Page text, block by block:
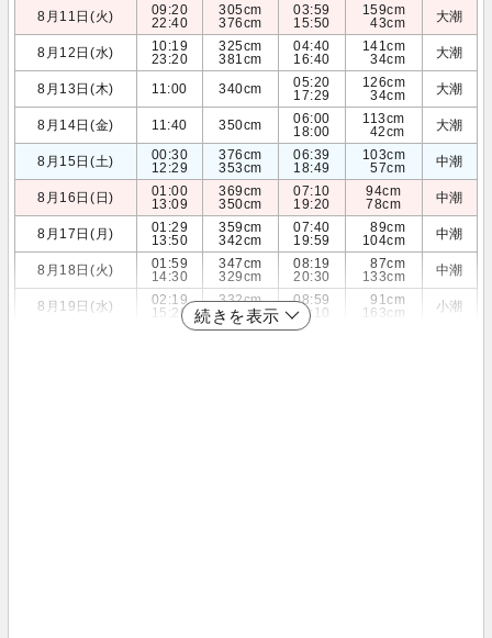
8月11日(火)
09:20
22:40
305cm
376cm
03:59
15:50
159cm
43cm
大潮
8月12日(水)
10:19
23:20
325cm
381cm
04:40
16:40
141cm
34cm
大潮
8月13日(木) 11:00 340cm
05:20
17:29
126cm
34cm
大潮
8月14日(金) 11:40 350cm
06:00
18:00
113cm
42cm
大潮
8月15日(土)
00:30
12:29
376cm
353cm
06:39
18:49
103cm
57cm
中潮
8月16日(日)
01:00
13:09
369cm
350cm
07:10
19:20
94cm
78cm
中潮
8月17日(月)
01:29
13:50
359cm
342cm
07:40
19:59
89cm
104cm
中潮
8月18日(火)
01:59
14:30
347cm
329cm
08:19
20:30
87cm
133cm
中潮
8月19日(水)
02:19
15:20
332cm
312cm
08:59
21:10
91cm
163cm
小潮
続きを表示